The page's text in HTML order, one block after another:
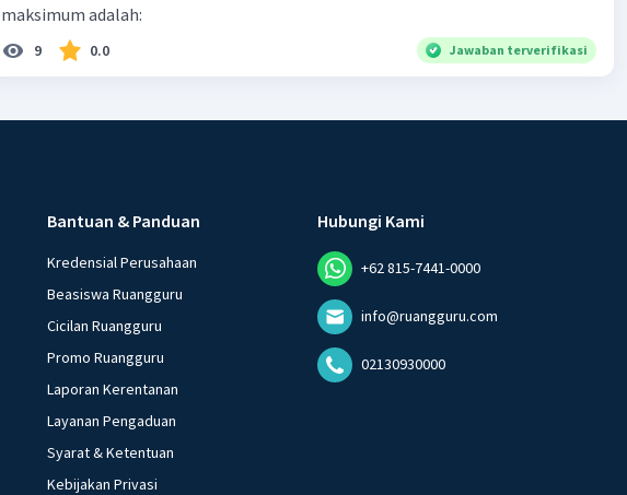
maksimum adalah:
9 0.0 Jawaban terverifikasi
Bantuan & Panduan
Kredensial Perusahaan
Beasiswa Ruangguru
Cicilan Ruangguru
Promo Ruangguru
Laporan Kerentanan
Layanan Pengaduan
Syarat & Ketentuan
Kebijakan Privasi
Hubungi Kami
+62 815-7441-0000
info@ruangguru.com
02130930000